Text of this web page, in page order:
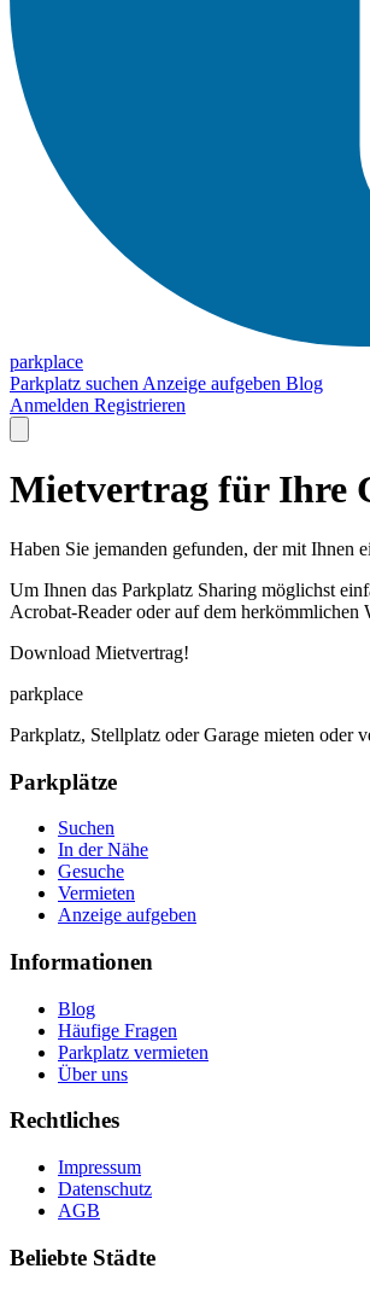
parkplace
Parkplatz suchen Anzeige aufgeben Blog
Anmelden Registrieren
Mietvertrag für Ihre
Haben Sie jemanden gefunden, der mit Ihnen
Um Ihnen das Parkplatz Sharing möglichst
Acrobat-Reader oder auf dem herkömmlichen
Download Mietvertrag!
parkplace
Parkplatz, Stellplatz oder Garage mieten oder
Parkplätze
Suchen
In der Nähe
Gesuche
Vermieten
Anzeige aufgeben
Informationen
Blog
Häufige Fragen
Parkplatz vermieten
Über uns
Rechtliches
Impressum
Datenschutz
AGB
Beliebte Städte